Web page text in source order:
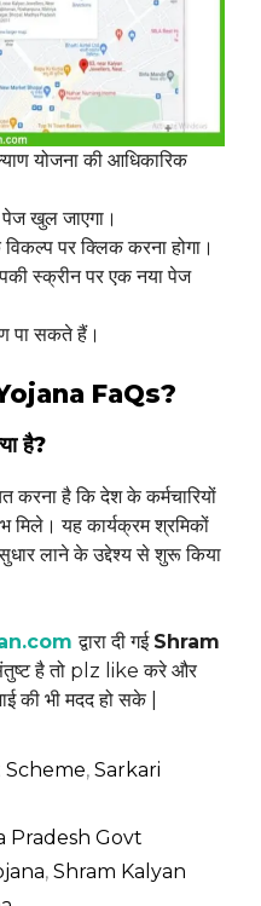
योजना की आधिकारिक
खुल जाएगा।
पर क्लिक करना होगा।
स्क्रीन पर एक नया पेज
पा सकते हैं।
FaQs?
है?
करना है कि देश के कर्मचारियों
मिले। यह कार्यक्रम श्रमिकों
लाने के उद्देश्य से शुरू किया
द्वारा दी गई Shram
है तो plz like करे और
की भी मदद हो सके |
Scheme, Sarkari
Pradesh Govt
, Shram Kalyan